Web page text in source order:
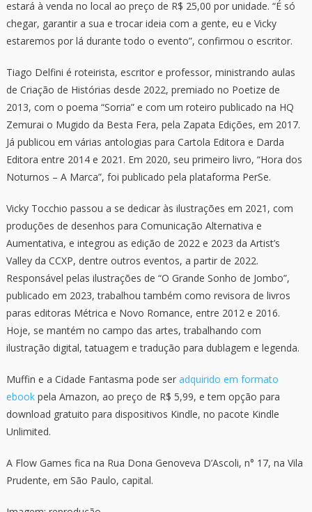
estará à venda no local ao preço de R$ 25,00 por unidade. “É só
chegar, garantir a sua e trocar ideia com a gente, eu e Vicky
estaremos por lá durante todo o evento”, confirmou o escritor.
Tiago Delfini é roteirista, escritor e professor, ministrando aulas
de Criação de Histórias desde 2022, premiado no Poetize de
2013, com o poema “Sorria” e com um roteiro publicado na HQ
Zemurai o Mugido da Besta Fera, pela Zapata Edições, em 2017.
Já publicou em várias antologias para Cartola Editora e Darda
Editora entre 2014 e 2021. Em 2020, seu primeiro livro, “Hora dos
Noturnos – A Marca”, foi publicado pela plataforma PerSe.
Vicky Tocchio passou a se dedicar às ilustrações em 2021, com
produções de desenhos para Comunicação Alternativa e
Aumentativa, e integrou as edição de 2022 e 2023 da Artist’s
Valley da CCXP, dentre outros eventos, a partir de 2022.
Responsável pelas ilustrações de “O Grande Sonho de Jombo”,
publicado em 2023, trabalhou também como revisora de livros
paras editoras Métrica e Novo Romance, entre 2012 e 2016.
Hoje, se mantém no campo das artes, trabalhando com
ilustração digital, tatuagem e tradução para dublagem e legenda.
Muffin e a Cidade Fantasma pode ser adquirido em formato
ebookpela Amazon, ao preço de R$ 5,99, e tem opção para
download gratuito para dispositivos Kindle, no pacote Kindle
Unlimited.
A Flow Games fica na Rua Dona Genoveva D’Ascoli, n° 17, na Vila
Prudente, em São Paulo, capital.